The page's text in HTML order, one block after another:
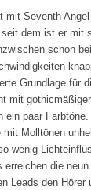
mit Seventh
dem ist er mit
schon
Grundlage für
mit
ein paar
Molltönen
wenig
erreichen die
Leads den Hörer